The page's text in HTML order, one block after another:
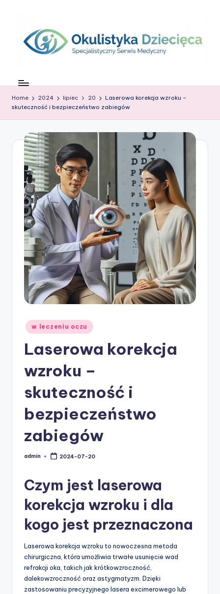
content
z
k
o
w
G
o
w
ie
Home 2024 lipiec 20
Laserowa korekcja wzroku –
skuteczność i bezpieczeństwo zabiegów
Posted
in
w leczeniu oczu
Laserowa korekcja
wzroku –
skuteczność i
bezpieczeństwo
zabiegów
Posted
admin 2024-07-20
Czym jest laserowa
korekcja wzroku i dla
kogo jest przeznaczona
Laserowa korekcja wzroku to nowoczesna metoda
chirurgiczna, która umożliwia trwałe usunięcie wad
refrakcji oka, takich jak krótkowzroczność,
dalekowzroczność oraz astygmatyzm. Dzięki
zastosowaniu precyzyjnego lasera excimerowego lub